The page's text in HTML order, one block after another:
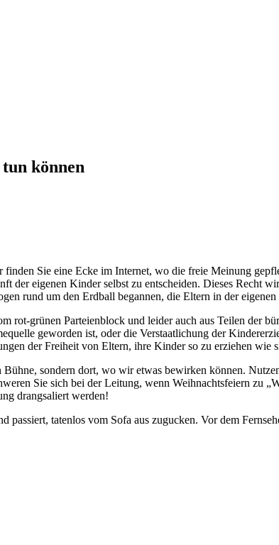
können
Sie eine Ecke im Internet, wo die freie Meinung
eigenen Kinder selbst zu entscheiden. Dieses Recht
rund um den Erdball begannen, die Eltern in der
grünen Parteienblock und leider auch aus Teilen der
geworden ist, oder die Verstaatlichung der
der Freiheit von Eltern, ihre Kinder so zu erziehen wie
sondern dort, wo wir etwas bewirken können.
Sie sich bei der Leitung, wenn Weihnachtsfeiern zu
drangsaliert werden!
tatenlos vom Sofa aus zugucken. Vor dem